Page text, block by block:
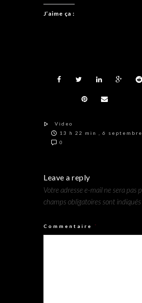
J’aime ça :
Video
13 h 22 min , 6 septembre
0
Leave a reply
Votre adresse e-mail ne sera pas
champs obligatoires sont indiqués
Commentaire *